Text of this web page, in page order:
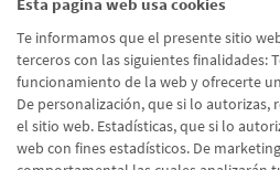
Te informamos que el presente sitio
terceros con las siguientes finalidades:
funcionamiento de la web y ofrecerte
De personalización, que si lo autorizas,
el sitio web. Estadísticas, que si lo
web con fines estadísticos. De
Etiquetas
Actualidad(514)
Internacional(490)
Empresa(138)